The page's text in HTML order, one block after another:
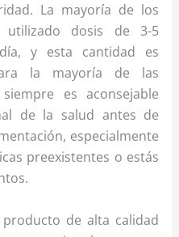
La mayoría de los
utilizado dosis de 3-5
y esta cantidad es
la mayoría de las
es aconsejable
de la salud antes de
especialmente
preexistentes o estás
de alta calidad